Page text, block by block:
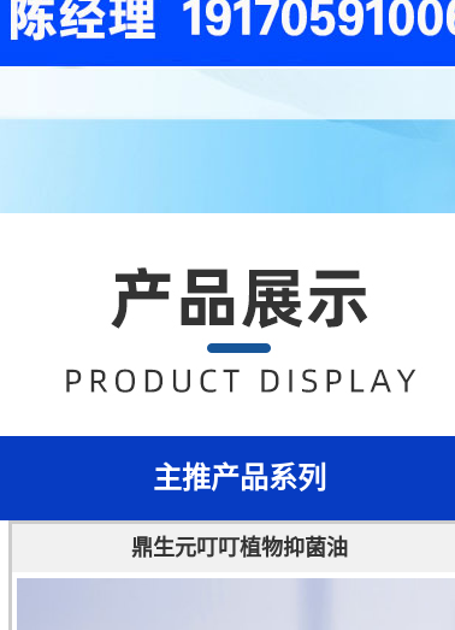
主推产品系列
鼎生元叮叮植物抑菌油